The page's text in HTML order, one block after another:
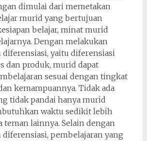
dimulai dari memetakan
murid yang bertujuan
belajar, minat murid
Dengan melakukan
diferensiasi, yaitu diferensiasi
dan produk, murid dapat
sesuai dengan tingkat
kemampuannya. Tidak ada
tidak pandai hanya murid
waktu sedikit lebih
teman lainnya. Selain dengan
pembelajaran yang